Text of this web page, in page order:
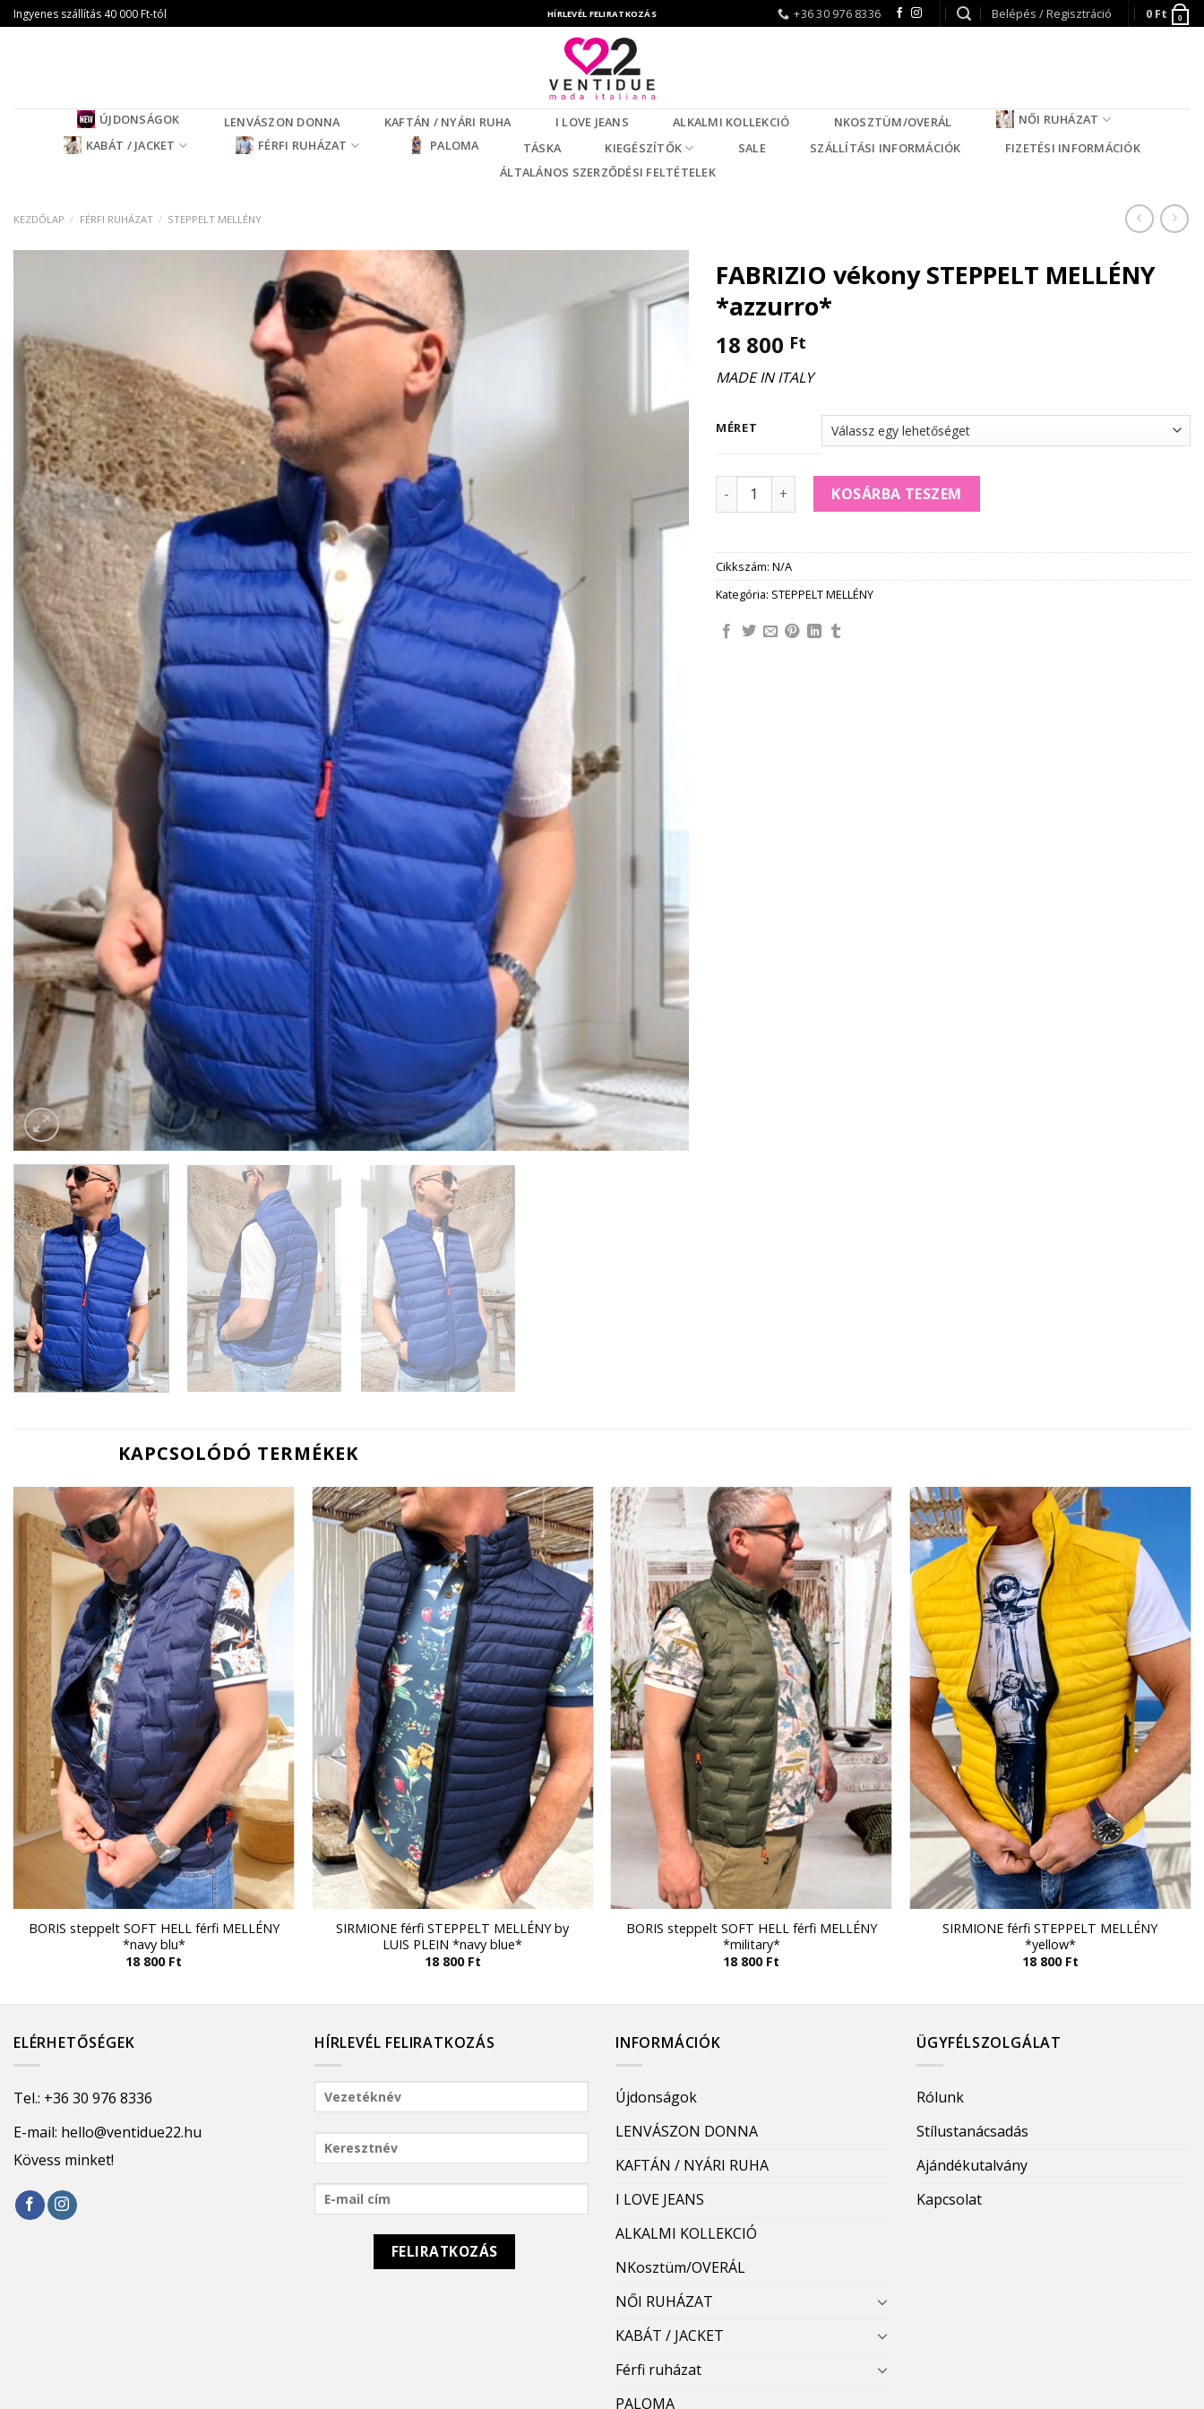
Skip
to
Ingyenes szállítás 40 000 Ft-tól HÍRLEVÉL FELIRATKOZÁS +36 30 976 8336 Belépés / Regisztráció 0 Ft 0
ÚJDONSÁGOK LENVÁSZON DONNA KAFTÁN / NYÁRI RUHA I LOVE JEANS ALKALMI KOLLEKCIÓ NKOSZTÜM/OVERÁL
NŐI RUHÁZAT
KABÁT / JACKET
FÉRFI RUHÁZAT PALOMA TÁSKA KIEGÉSZÍTŐK SALE SZÁLLÍTÁSI INFORMÁCIÓK
FIZETÉSI INFORMÁCIÓK
ÁLTALÁNOS SZERZŐDÉSI FELTÉTELEK
KEZDŐLAP / FÉRFI RUHÁZAT / STEPPELT MELLÉNY
FABRIZIO vékony STEPPELT MELLÉNY
*azzurro*
18 800 Ft
MADE IN ITALY
MÉRET
FABRIZIO vékony STEPPELT MELLÉNY *azzurro* mennyiség
KOSÁRBA TESZEM
Cikkszám: N/A
Kategória: STEPPELT MELLÉNY
KAPCSOLÓDÓ TERMÉKEK
BORIS steppelt SOFT HELL férfi MELLÉNY
*navy blu*
18 800 Ft
SIRMIONE férfi STEPPELT MELLÉNY by
LUIS PLEIN *navy blue*
18 800 Ft
BORIS steppelt SOFT HELL férfi MELLÉNY
*military*
18 800 Ft
SIRMIONE férfi STEPPELT MELLÉNY
*yellow*
18 800 Ft
ELÉRHETŐSÉGEK
Tel.: +36 30 976 8336
E-mail: hello@ventidue22.hu
Kövess minket!
HÍRLEVÉL FELIRATKOZÁS INFORMÁCIÓK
Újdonságok
LENVÁSZON DONNA
KAFTÁN / NYÁRI RUHA
I LOVE JEANS
ALKALMI KOLLEKCIÓ
NKosztüm/OVERÁL
NŐI RUHÁZAT
KABÁT / JACKET
Férfi ruházat
PALOMA
ÜGYFÉLSZOLGÁLAT
Rólunk
Stílustanácsadás
Ajándékutalvány
Kapcsolat